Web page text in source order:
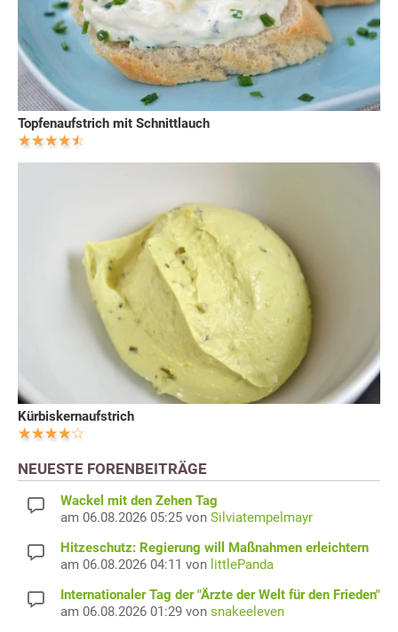
Topfenaufstrich mit Schnittlauch
Kürbiskernaufstrich
NEUESTE FORENBEITRÄGE
Wackel mit den Zehen Tag
am 06.08.2026 05:25 von Silviatempelmayr
Hitzeschutz: Regierung will Maßnahmen erleichtern
am 06.08.2026 04:11 von littlePanda
Internationaler Tag der "Ärzte der Welt für den Frieden"
am 06.08.2026 01:29 von snakeeleven